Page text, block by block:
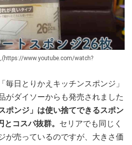
www.youtube.com/watch?
毎日とりかえキッチンスポンジ」
がダイソーからも発売されました
ポンジ」は使い捨てできるスポン
コスパ抜群。 セリアでも同じく
が売っているのですが、大きさ価